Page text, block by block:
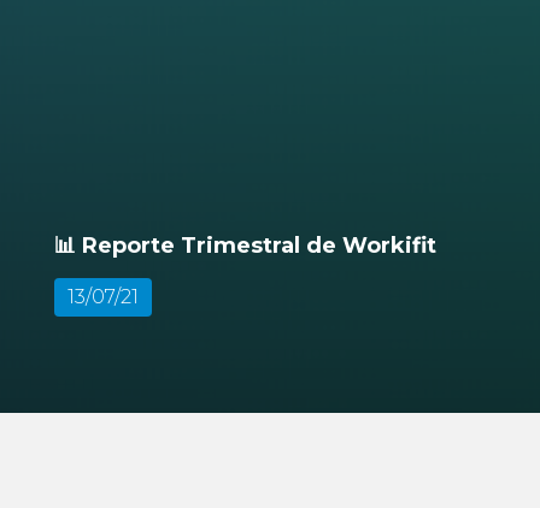
📊 Reporte Trimestral de Workifit
13/07/21